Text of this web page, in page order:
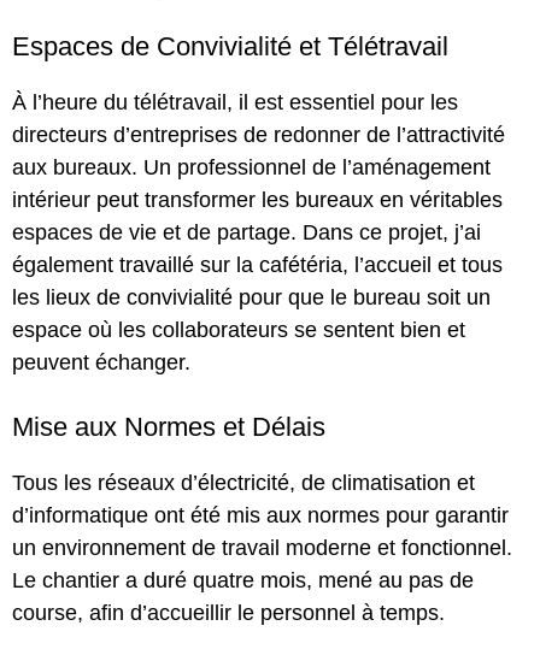
Espaces de Convivialité et Télétravail
À l’heure du télétravail, il est essentiel pour les
directeurs d’entreprises de redonner de l’attractivité
aux bureaux. Un professionnel de l’aménagement
intérieur peut transformer les bureaux en véritables
espaces de vie et de partage. Dans ce projet, j’ai
également travaillé sur la cafétéria, l’accueil et tous
les lieux de convivialité pour que le bureau soit un
espace où les collaborateurs se sentent bien et
peuvent échanger.
Mise aux Normes et Délais
Tous les réseaux d’électricité, de climatisation et
d’informatique ont été mis aux normes pour garantir
un environnement de travail moderne et fonctionnel.
Le chantier a duré quatre mois, mené au pas de
course, afin d’accueillir le personnel à temps.